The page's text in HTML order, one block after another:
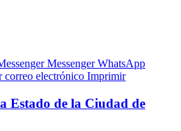
Messenger WhatsApp
correo electrónico Imprimir
Estado de la Ciudad de